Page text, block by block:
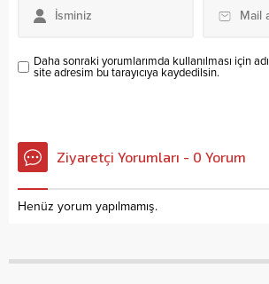
Daha sonraki yorumlarımda kullanılması için
site adresim bu tarayıcıya kaydedilsin.
Ziyaretçi Yorumları - 0 Yorum
Henüz yorum yapılmamış.